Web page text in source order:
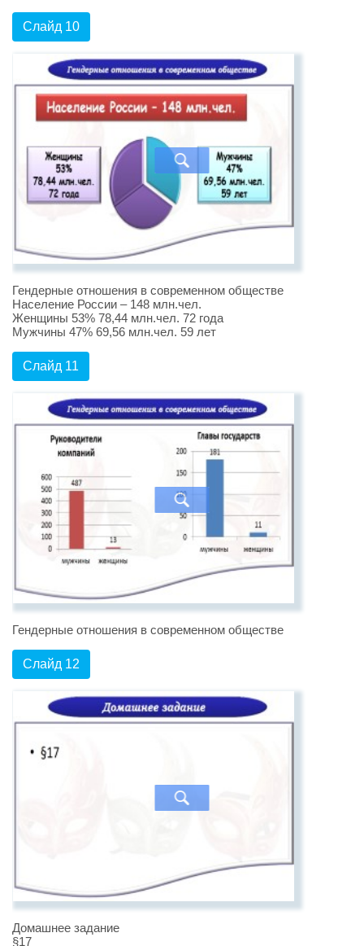
Слайд 10
Гендерные отношения в современном обществе
Население России – 148 млн.чел.
Женщины 53% 78,44 млн.чел. 72 года
Мужчины 47% 69,56 млн.чел. 59 лет
Слайд 11
Гендерные отношения в современном обществе
Слайд 12
Домашнее задание
§17